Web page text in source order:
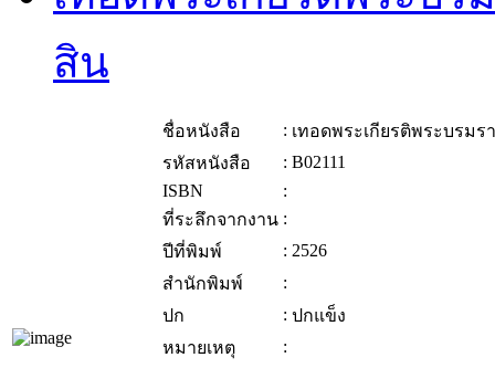
สิน
ชื่อหนังสือ : เทอดพระเกียรติพระบรม
รหัสหนังสือ
: B02111
ISBN
:
ที่ระลึกจากงาน :
ปีที่พิมพ์
: 2526
สำนักพิมพ์
:
ปก
: ปกแข็ง
หมายเหตุ
: